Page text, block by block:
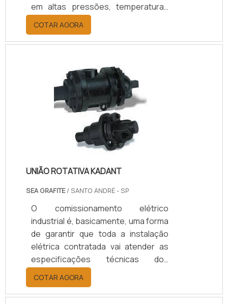
em altas pressões, temperaturas
elevadas e fluidos agressivos.
Oferecem redução de vazamentos,
maior durabilidade e eficiência
custo de manutenção e maior
segurança. Com 25 anos de
experiência, suporte técnico
especializado, certificação ISO 9001
e opções de personalização,
asseguramos o selo ideal para cada
COTAR AGORA
UNIÃO ROTATIVA KADANT
SEA GRAFITE/ SANTO ANDRÉ - SP
O comissionamento elétrico
industrial é, basicamente, uma forma
de garantir que toda a instalação
elétrica contratada vai atender as
especificações técnicas dos
projetos e memoriais, preservando
a integridade dos usuários e
equipamentos a serem conectados
COTAR AGORA